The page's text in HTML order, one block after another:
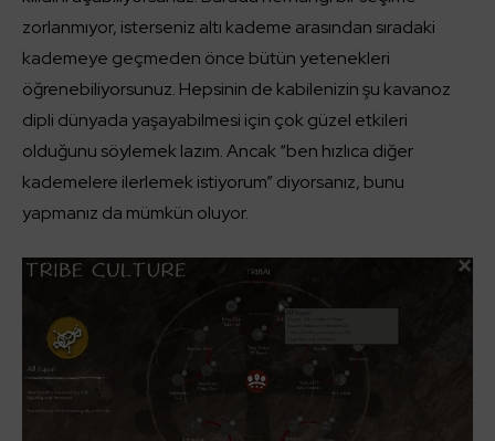
zorlanmıyor, isterseniz altı kademe arasından sıradaki
kademeye geçmeden önce bütün yetenekleri
öğrenebiliyorsunuz. Hepsinin de kabilenizin şu kavanoz
dipli dünyada yaşayabilmesi için çok güzel etkileri
olduğunu söylemek lazım. Ancak “ben hızlıca diğer
kademelere ilerlemek istiyorum” diyorsanız, bunu
yapmanız da mümkün oluyor.